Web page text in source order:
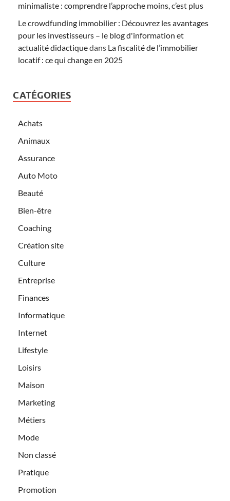
minimaliste : comprendre l’approche moins, c’est plus
Le crowdfunding immobilier : Découvrez les avantages
pour les investisseurs – le blog d'information et
actualité didactiquedans La fiscalité de l’immobilier
locatif : ce qui change en 2025
CATÉGORIES
Achats
Animaux
Assurance
Auto Moto
Beauté
Bien-être
Coaching
Création site
Culture
Entreprise
Finances
Informatique
Internet
Lifestyle
Loisirs
Maison
Marketing
Métiers
Mode
Non classé
Pratique
Promotion